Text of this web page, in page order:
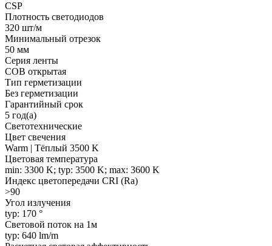
CSP
Плотность светодиодов
320 шт/м
Минимальный отрезок
50 мм
Серия ленты
COB открытая
Тип герметизации
Без герметизации
Гарантийный срок
5 год(а)
Светотехнические
Цвет свечения
Warm | Тёплый 3500 K
Цветовая температура
min: 3300 K; typ: 3500 K; max: 3600 K
Индекс цветопередачи CRI (Ra)
>90
Угол излучения
typ: 170 °
Световой поток на 1м
typ: 640 lm/m